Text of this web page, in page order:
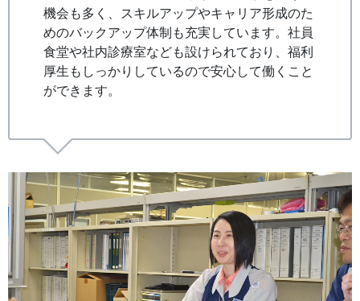
機会も多く、スキルアップやキャリア形成のた
めのバックアップ体制も充実しています。社員
食堂や社内診療室なども設けられており、福利
厚生もしっかりしているので安心して働くこと
ができます。